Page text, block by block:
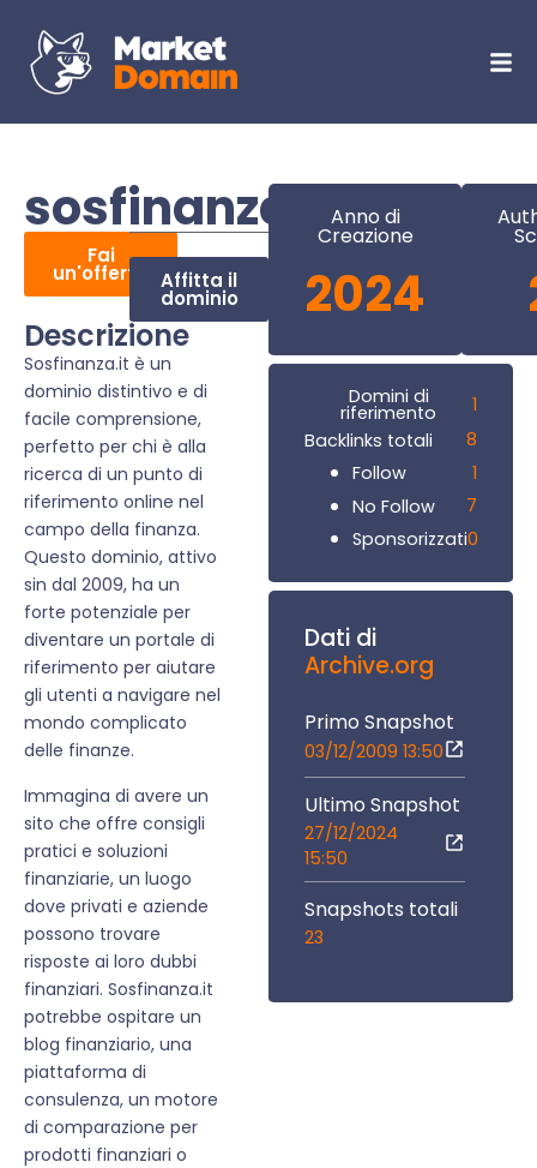
sosfinanza.it
Fai
un'offerta Affitta il
dominio
Descrizione
Sosfinanza.it è un
dominio distintivo e di
facile comprensione,
perfetto per chi è alla
ricerca di un punto di
riferimento online nel
campo della finanza.
Questo dominio, attivo
sin dal 2009, ha un
forte potenziale per
diventare un portale di
riferimento per aiutare
gli utenti a navigare nel
mondo complicato
delle finanze.
Immagina di avere un
sito che offre consigli
pratici e soluzioni
finanziarie, un luogo
dove privati e aziende
possono trovare
risposte ai loro dubbi
finanziari. Sosfinanza.it
potrebbe ospitare un
blog finanziario, una
piattaforma di
consulenza, un motore
di comparazione per
prodotti finanziari o
Anno di
Creazione
2024
Domini di
riferimento
1
Backlinks totali
8
Follow
1
No Follow
7
Sponsorizzati0
Dati di
Archive.org
Primo Snapshot
03/12/2009 13:50
Ultimo Snapshot
27/12/2024
15:50
Snapshots totali
23